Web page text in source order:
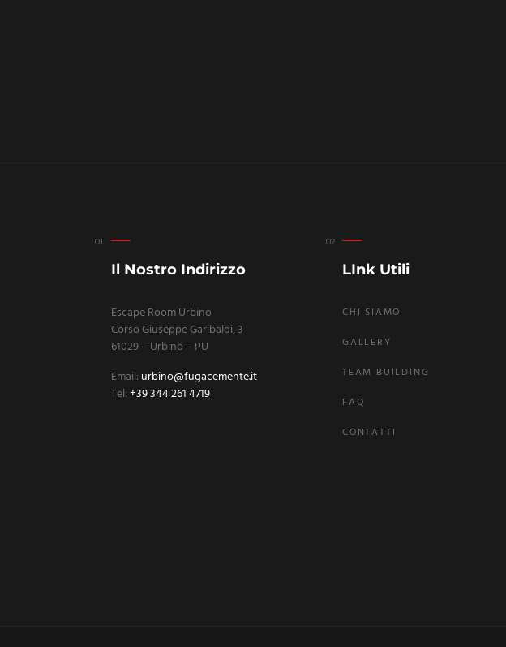
Il Nostro Indirizzo
Escape Room Urbino
Corso Giuseppe Garibaldi, 3
61029 – Urbino – PU
Email: urbino@fugacemente.it
Tel:+39 344 261 4719
LInk Utili
CHI SIAMO
GALLERY
TEAM BUILDING
FAQ
CONTATTI